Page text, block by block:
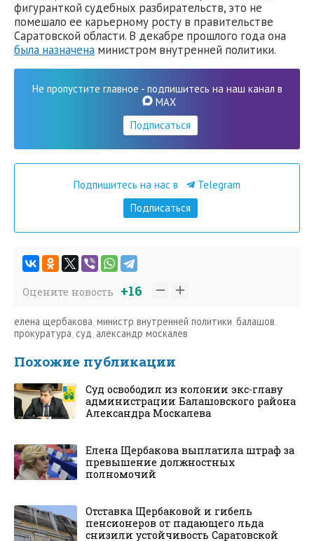
фигуранткой судебных разбирательств, это не
помешало ее карьерному росту в правительстве
Саратовской области. В декабре прошлого года она
была назначена министром внутренней политики.
Не пропустите главное - подпишитесь на наш канал в
MAX
Подписаться
Подпишитесь на нас в
Telegram
Подписаться
Оцените новость +16
елена щербакова,министр внутренней политики,балашов,
прокуратура, суд, александр москалев
Похожие публикации
Суд освободил из колонии экс-главу
администрации Балашовского района
Александра Москалева
Елена Щербакова выплатила штраф за
превышение должностных
полномочий
Отставка Щербаковой и гибель
пенсионеров от падающего льда
снизили устойчивость Саратовской